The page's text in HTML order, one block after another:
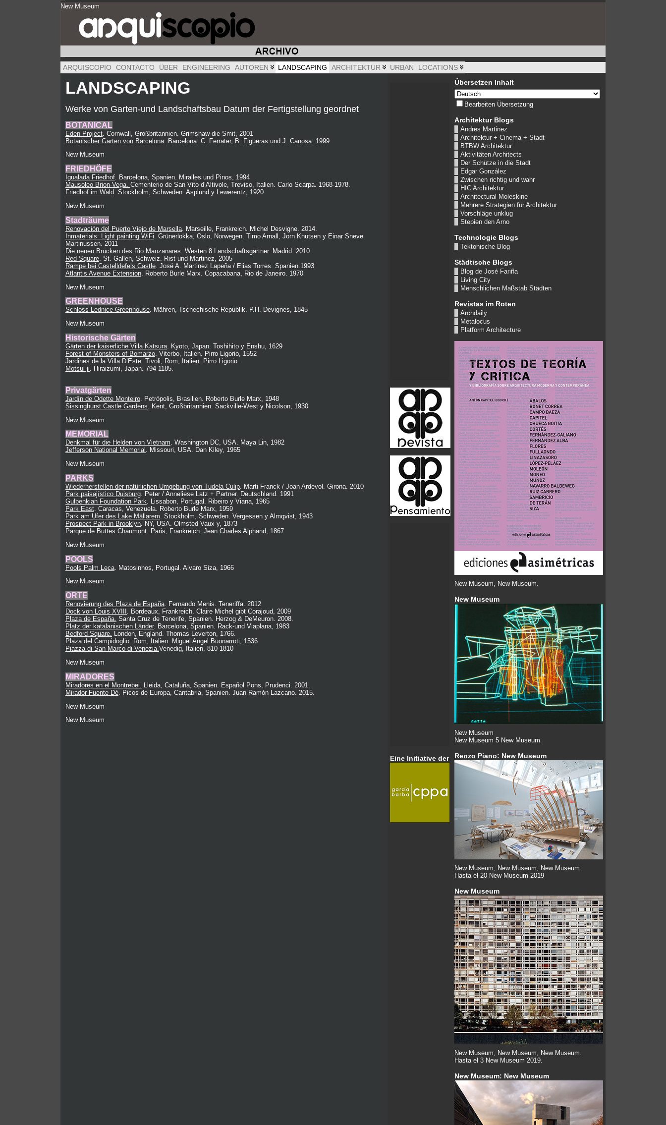
New Museum
ARQUISCOPIO CONTACTO ÜBER ENGINEERING AUTOREN LANDSCAPING ARCHITEKTUR URBAN LOCATIONS
LANDSCAPING
Werke von Garten-und Landschaftsbau Datum der Fertigstellung geordnet
BOTANICAL
Eden Project . Cornwall, Großbritannien. Grimshaw die Smit, 2001
Botanischer Garten von Barcelona . Barcelona. C. Ferrater, B. Figueras und J. Canosa. 1999
New Museum
FRIEDHÖFE
Igualada Friedhof. Barcelona, Spanien. Miralles und Pinos, 1994
Mausoleo Brion-Vega. Cementerio de San Vito d’Altivole, Treviso, Italien. Carlo Scarpa. 1968-1978.
Friedhof im Wald. Stockholm, Schweden. Asplund y Lewerentz, 1920
New Museum
Stadträume
Renovación del Puerto Viejo de Marsella . Marseille, Frankreich. Michel Desvigne. 2014.
Inmaterials: Light painting WiFi . Grünerlokka, Oslo, Norwegen. Timo Arnall, Jorn Knutsen y Einar Sneve
Martinussen. 2011
Die neuen Brücken des Rio Manzanares . Westen 8 Landschaftsgärtner. Madrid. 2010
Red Square . St. Gallen, Schweiz. Rist und Martinez, 2005
Rampe bei Castelldefels Castle . José A. Martinez Lapeña / Elias Torres. Spanien. 1993
Atlantis Avenue Extension . Roberto Burle Marx. Copacabana, Rio de Janeiro. 1970
New Museum
GREENHOUSE
Schloss Lednice Greenhouse. Mähren, Tschechische Republik. P.H. Devignes, 1845
New Museum
Historische Gärten
Gärten der kaiserliche Villa Katsura . Kyoto, Japan. Toshihito y Enshu, 1629
Forest of Monsters of Bomarzo . Viterbo, Italien. Pirro Ligorio, 1552
Jardines de la Villa D’Este . Tivoli, Rom, Italien. Pirro Ligorio.
Motsui-ji . Hiraizumi, Japan. 794-1185.
Privatgärten
Jardín de Odette Monteiro . Petrópolis, Brasilien. Roberto Burle Marx, 1948
Sissinghurst Castle Gardens . Kent, Großbritannien. Sackville-West y Nicolson, 1930
New Museum
MEMORIAL
Denkmal für die Helden von Vietnam. Washington DC, USA. Maya Lin, 1982
Jefferson National Memorial . Missouri, USA. Dan Kiley, 1965
New Museum
PARKS
Wiederherstellen der natürlichen Umgebung von Tudela Culip . Marti Franck / Joan Ardevol. Girona. 2010
Park paisajístico Duisburg . Peter / Anneliese Latz + Partner. Deutschland. 1991
Gulbenkian Foundation Park . Lissabon, Portugal. Ribeiro y Viana, 1965
Park East . Caracas, Venezuela. Roberto Burle Marx, 1959
Park am Ufer des Lake Mällarem . Stockholm, Schweden. Vergessen y Almqvist, 1943
Prospect Park in Brooklyn . NY, USA. Olmsted Vaux y, 1873
Parque de Buttes Chaumont . Paris, Frankreich. Jean Charles Alphand, 1867
New Museum
POOLS
Pools Palm Leca . Matosinhos, Portugal. Alvaro Siza, 1966
New Museum
ORTE
Renovierung des Plaza de España. Fernando Menis. Teneriffa. 2012
Dock von Louis XVIII . Bordeaux, Frankreich. Claire Michel gibt Corajoud, 2009
Plaza de España. Santa Cruz de Tenerife, Spanien. Herzog & DeMeuron. 2008.
Platz der katalanischen Länder. Barcelona, Spanien. Rack-und Viaplana, 1983
Bedford Square. London, England. Thomas Leverton, 1766.
Plaza del Campidoglio. Rom, Italien. Miguel Angel Buonarroti, 1536
Piazza di San Marco di Venezia.Venedig, Italien, 810-1810
New Museum
MIRADORES
Miradores en el Montrebei.
Lleida, Cataluña, Spanien. Español Pons, Prudenci. 2001.
Mirador Fuente Dé . Picos de Europa, Cantabria, Spanien. Juan Ramón Lazcano. 2015.
New Museum
New Museum
Eine Initiative der
Übersetzen Inhalt
Bearbeiten Übersetzung
Architektur Blogs
Andres Martinez
Architektur + Cinema + Stadt
BTBW Architektur
Aktivitäten Architects
Der Schütze in die Stadt
Edgar González
Zwischen richtig und wahr
HIC Architektur
Architectural Moleskine
Mehrere Strategien für Architektur
Vorschläge unklug
Stepien den Arno
Technologie Blogs
Tektonische Blog
Städtische Blogs
Blog de José Fariña
Living City
Menschlichen Maßstab Städten
Revistas im Roten
Archdaily
Metalocus
Platform Architecture
New Museum, New Museum.
New Museum
New Museum
New Museum 5 New Museum
Renzo Piano: New Museum
New Museum, New Museum, New Museum.
Hasta el 20 New Museum 2019
New Museum
New Museum, New Museum, New Museum.
Hasta el 3 New Museum 2019.
New Museum: New Museum